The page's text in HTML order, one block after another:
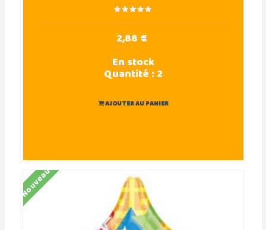
2,88 €
En stock
Quantité :2
AJOUTER AU PANIER
Nouveau